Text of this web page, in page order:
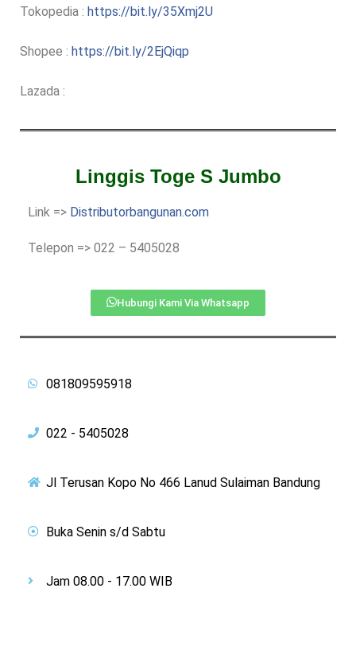
Tokopedia : https://bit.ly/35Xmj2U
Shopee : https://bit.ly/2EjQiqp
Lazada :
Linggis Toge S Jumbo
Link => Distributorbangunan.com
Telepon => 022 – 5405028
Hubungi Kami Via Whatsapp
081809595918
022 - 5405028
Jl Terusan Kopo No 466 Lanud Sulaiman Bandung
Buka Senin s/d Sabtu
Jam 08.00 - 17.00 WIB